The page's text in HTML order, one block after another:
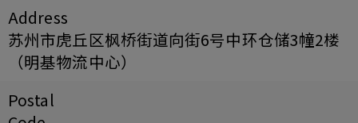
Address
苏州市虎丘区枫桥街道向街6号中环仓储3幢2楼
（明基物流中心）
Postal